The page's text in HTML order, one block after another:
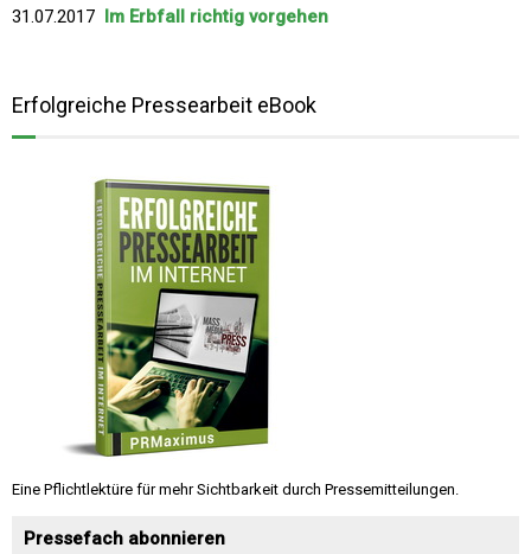
31.07.2017 Im Erbfall richtig vorgehen
Erfolgreiche Pressearbeit eBook
Eine Pflichtlektüre für mehr Sichtbarkeit durch Pressemitteilungen.
Pressefach abonnieren